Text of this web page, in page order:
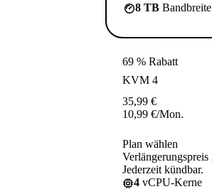
8 TB Bandbreite
69 % Rabatt
KVM 4
35,99 €
10,99 €/Mon.
Plan wählen
Jederzeit kündbar.
4 vCPU-Kerne